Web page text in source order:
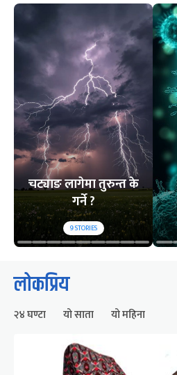
चट्याङ लागेमा तुरुन्त के
गर्ने ?
9STORIES
लोकप्रिय
२४ घण्टा यो साता यो महिना